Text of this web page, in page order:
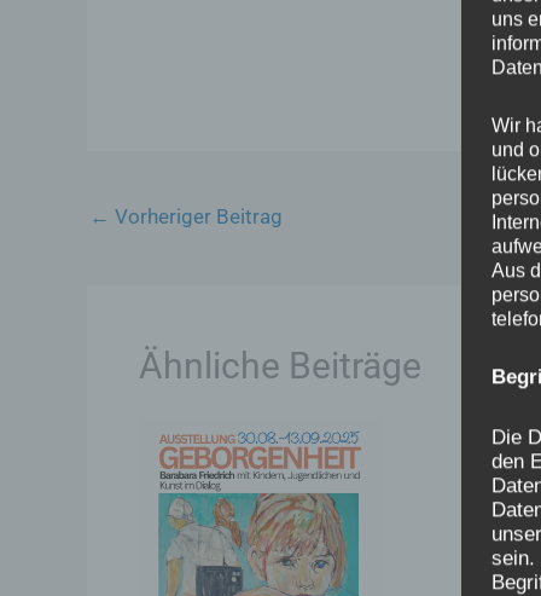
← Vorheriger Beitrag
Ähnliche Beiträge
uns
Wir
und
Aus
Die
den
sein.